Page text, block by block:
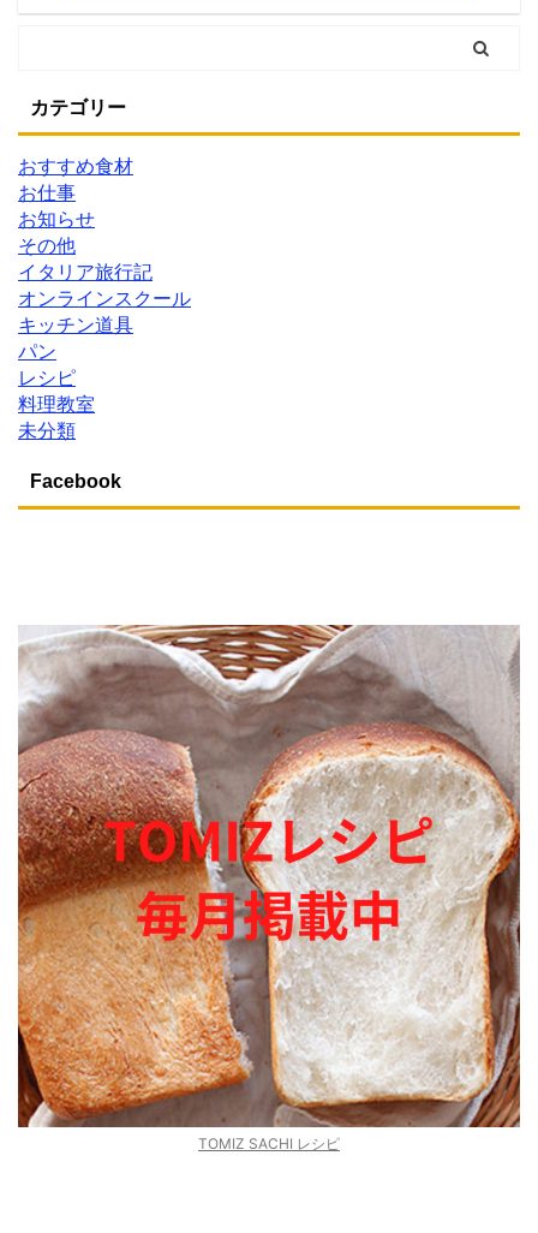
カテゴリー
おすすめ食材
お仕事
お知らせ
その他
イタリア旅行記
オンラインスクール
キッチン道具
パン
レシピ
料理教室
未分類
Facebook
TOMIZ SACHI レシピ